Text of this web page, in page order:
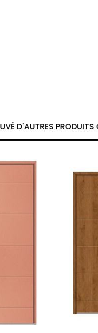
D'AUTRES PRODUITS